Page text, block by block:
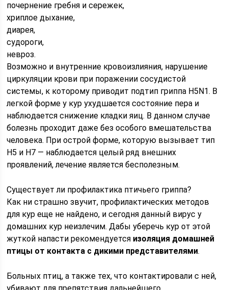
почернение гребня и сережек,
хриплое дыхание,
диарея,
судороги,
невроз.
Возможно и внутренние кровоизлияния, нарушение
циркуляции крови при поражении сосудистой
системы, к которому приводит подтип гриппа Н5N1. В
легкой форме у кур ухудшается состояние пера и
наблюдается снижение кладки яиц. В данном случае
болезнь проходит даже без особого вмешательства
человека. При острой форме, которую вызывает тип
Н5 и Н7 — наблюдается целый ряд внешних
проявлений, лечение является бесполезным.
Существует ли профилактика птичьего гриппа?
Как ни страшно звучит, профилактических методов
для кур еще не найдено, и сегодня данный вирус у
домашних кур неизлечим. Дабы уберечь кур от этой
жуткой напасти рекомендуется изоляция домашней
птицы от контакта с дикими представителями.
Больных птиц, а также тех, что контактировали с ней,